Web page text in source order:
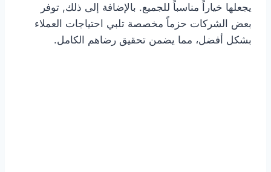
يجعلها خياراً مناسباً للجميع. بالإضافة إلى ذلك, توفر
بعض الشركات حزماً مخصصة تلبي احتياجات العملاء
بشكل أفضل، مما يضمن تحقيق رضاهم الكامل.